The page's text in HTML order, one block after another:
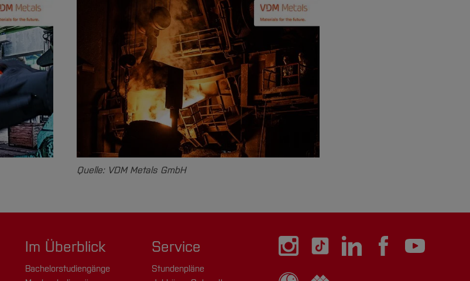
Quelle: VDM Metals GmbH
Im Überblick
Bachelorstudiengänge
Service
Stundenpläne